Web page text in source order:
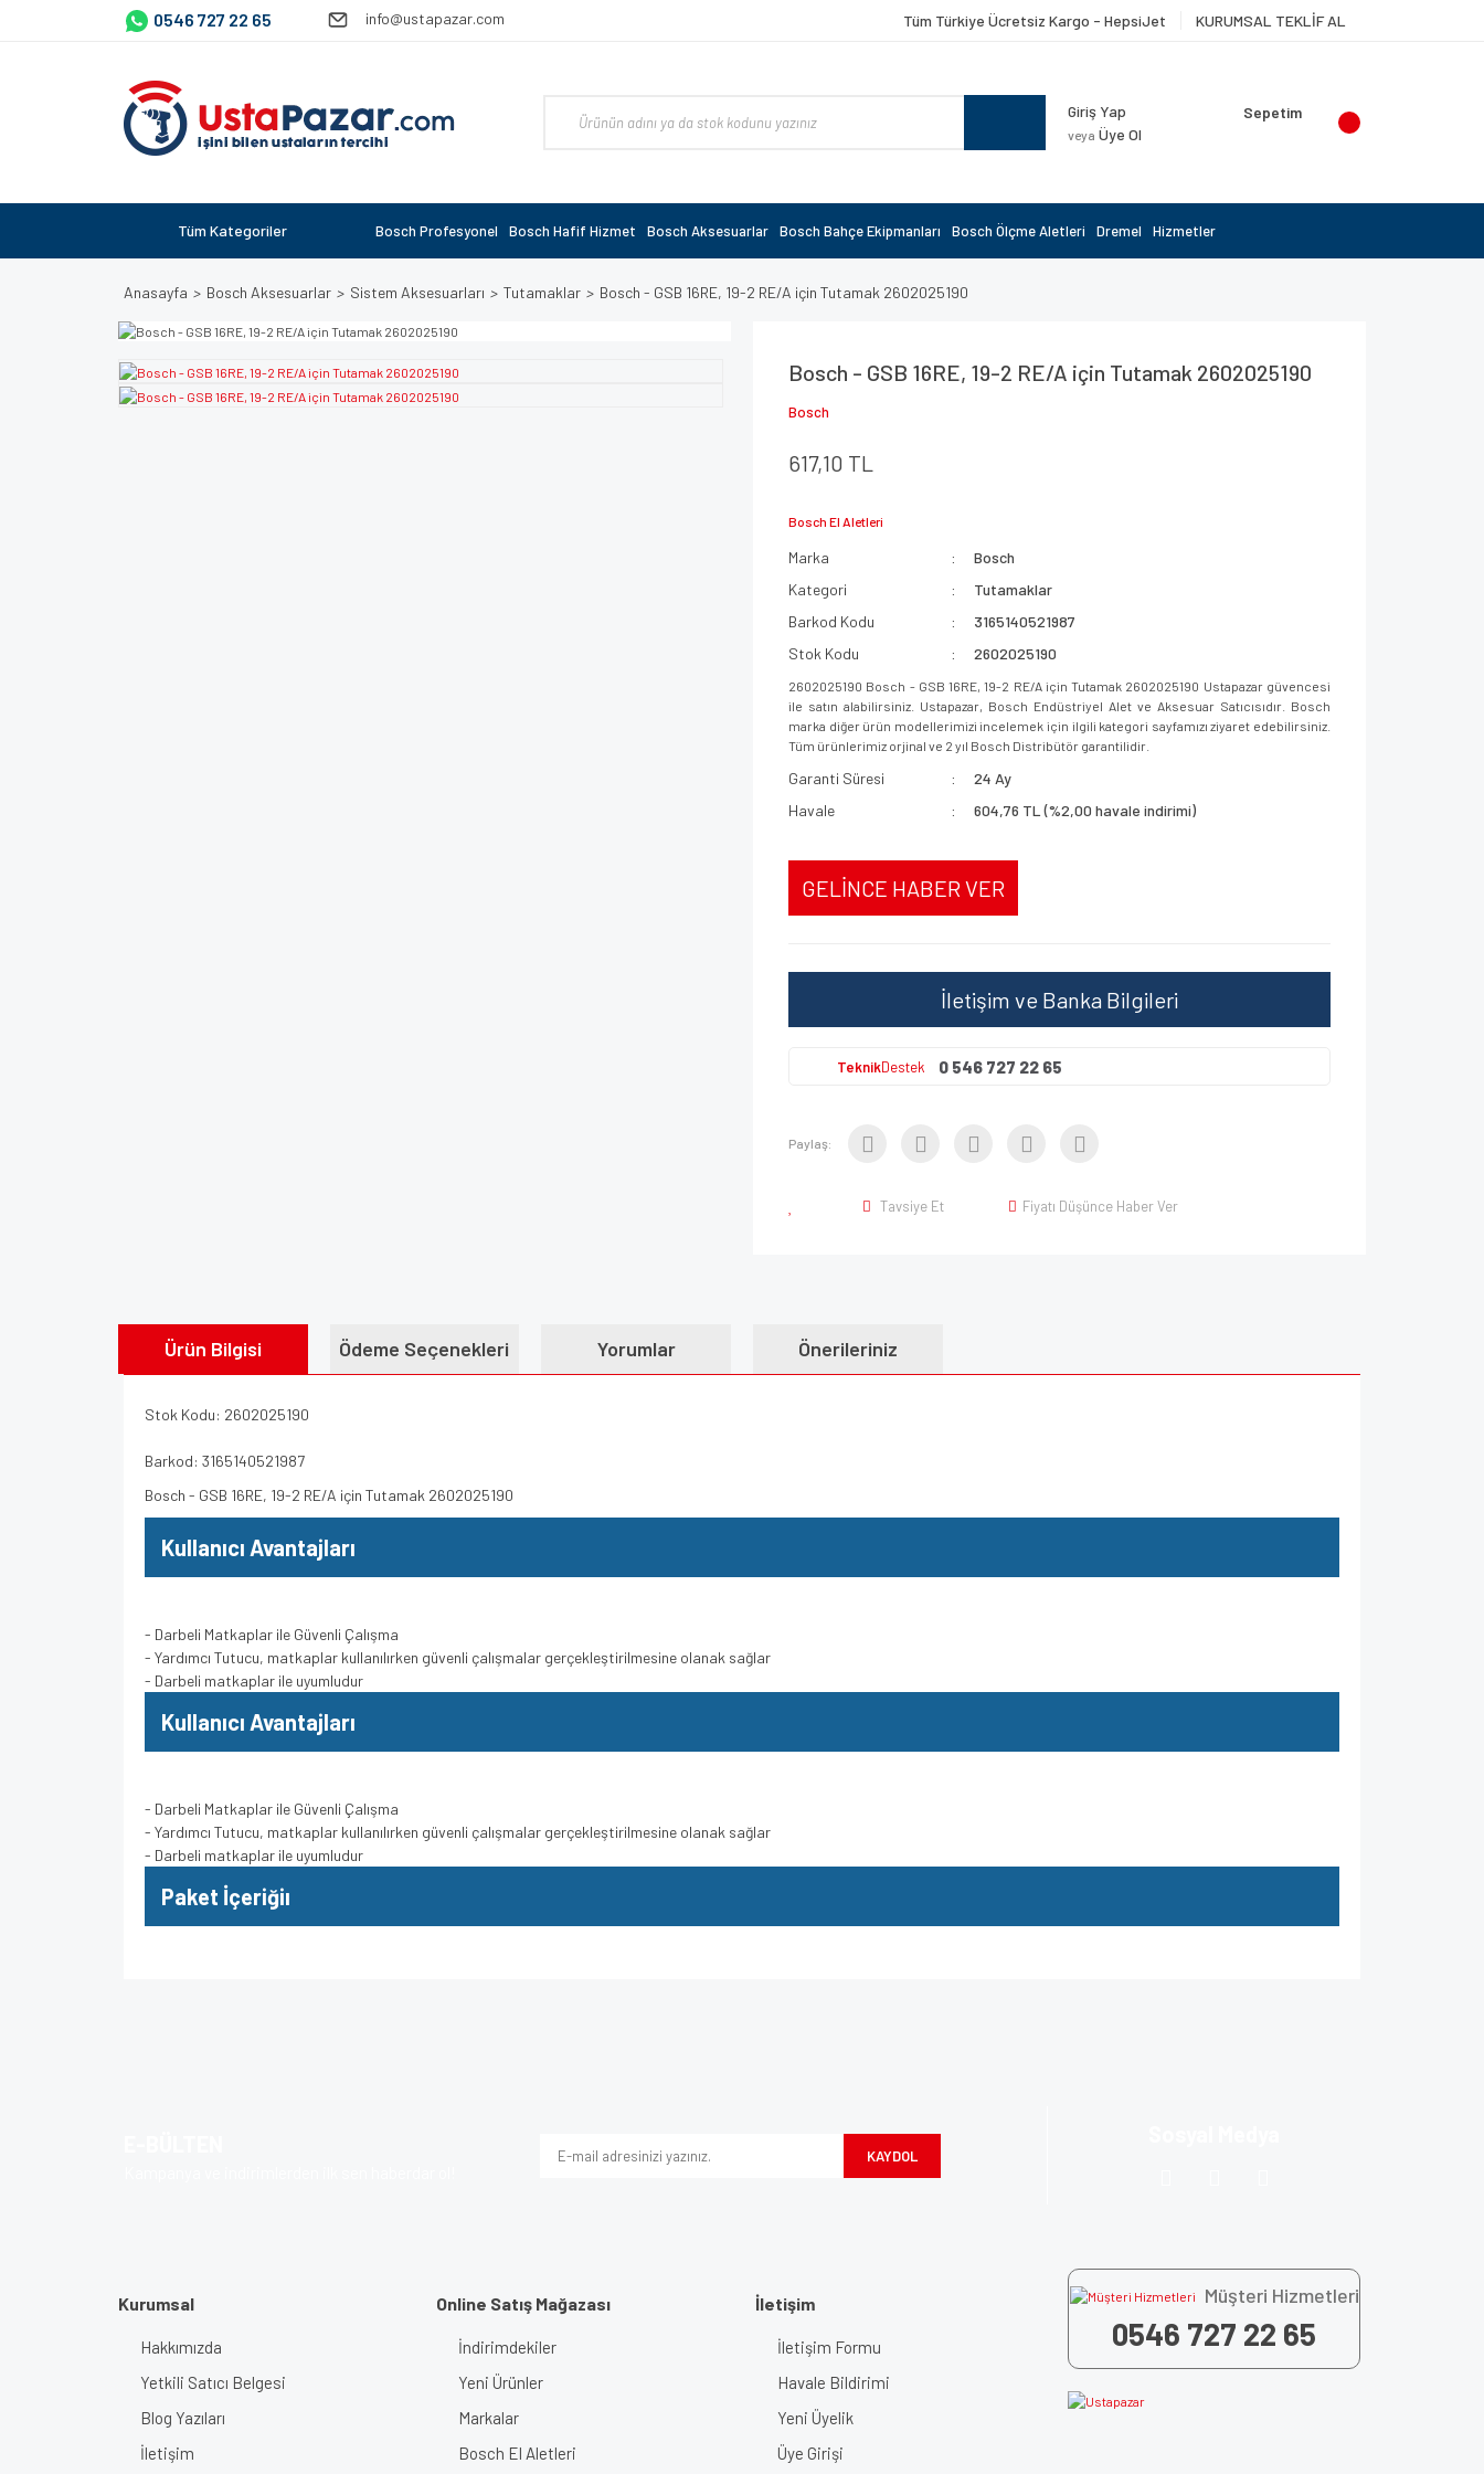
0546 727 22 65 info@ustapazar.com Tüm Türkiye Ücretsiz Kargo - HepsiJet KURUMSAL TEKLİF AL
Giriş Yap
veya Üye Ol
Sepetim
Tüm Kategoriler Bosch Profesyonel Bosch Hafif Hizmet Bosch Aksesuarlar Bosch Bahçe Ekipmanları Bosch Ölçme Aletleri Dremel Hizmetler
Anasayfa Bosch Aksesuarlar Sistem Aksesuarları Tutamaklar Bosch - GSB 16RE, 19-2 RE/A için Tutamak 2602025190
Bosch - GSB 16RE, 19-2 RE/A için Tutamak 2602025190
Bosch
617,10 TL
Bosch El Aletleri
Marka
Bosch
Kategori
Tutamaklar
Barkod Kodu
3165140521987
Stok Kodu
2602025190
2602025190 Bosch - GSB 16RE, 19-2 RE/A için Tutamak 2602025190 Ustapazar güvencesi
ile satın alabilirsiniz. Ustapazar, Bosch Endüstriyel Alet ve Aksesuar Satıcısıdır. Bosch
marka diğer ürün modellerimizi incelemek için ilgili kategori sayfamızı ziyaret edebilirsiniz.
Tüm ürünlerimiz orjinal ve 2 yıl Bosch Distribütör garantilidir.
Garanti Süresi
24 Ay
Havale
604,76 TL (%2,00 havale indirimi)
GELİNCE HABER VER
İletişim ve Banka Bilgileri
TeknikDestek 0 546 727 22 65
Paylaş:
Tavsiye Et Fiyatı Düşünce Haber Ver
Ürün Bilgisi Ödeme Seçenekleri Yorumlar Önerileriniz
Stok Kodu: 2602025190
Barkod: 3165140521987
Bosch - GSB 16RE, 19-2 RE/A için Tutamak 2602025190
Kullanıcı Avantajları
- Darbeli Matkaplar ile Güvenli Çalışma
- Yardımcı Tutucu, matkaplar kullanılırken güvenli çalışmalar gerçekleştirilmesine olanak sağlar
- Darbeli matkaplar ile uyumludur
Kullanıcı Avantajları
- Darbeli Matkaplar ile Güvenli Çalışma
- Yardımcı Tutucu, matkaplar kullanılırken güvenli çalışmalar gerçekleştirilmesine olanak sağlar
- Darbeli matkaplar ile uyumludur
Paket İçeriğiı
KAYDOL
Kurumsal
Hakkımızda
Yetkili Satıcı Belgesi
Blog Yazıları
İletişim
Online Satış Mağazası
İndirimdekiler
Yeni Ürünler
Markalar
Bosch El Aletleri
İletişim
İletişim Formu
Havale Bildirimi
Yeni Üyelik
Üye Girişi
Müşteri Hizmetleri
0546 727 22 65